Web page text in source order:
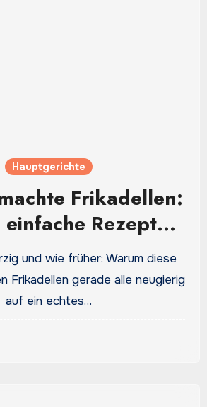
Hauptgerichte
Frikadellen:
einfache Rezept
außen knusprig
herrlich saftig
und wie früher: Warum diese
Frikadellen gerade alle neugierig
auf ein echtes…